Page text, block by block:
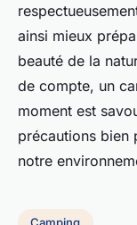
ainsi mieux
beauté de la
de compte, un
moment est
précautions bien
notre